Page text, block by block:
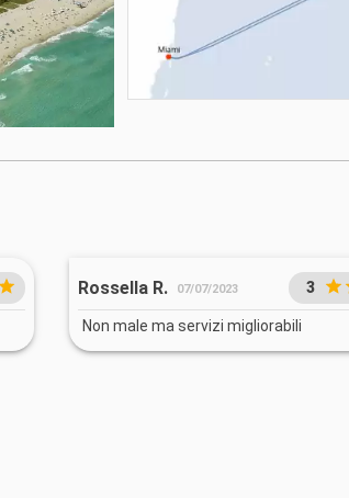
Rossella R. 07/07/2023 3
Non male ma servizi migliorabili